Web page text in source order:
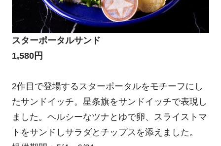
スターポータルサンド
1,580円
2作目で登場するスターポータルをモチーフにし
たサンドイッチ。星条旗をサンドイッチで表現し
ました。ヘルシーなツナとゆで卵、スライストマ
トをサンドしサラダとチップスを添えました。